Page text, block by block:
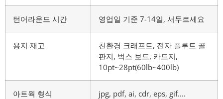
턴어라운드 시간 영업일 기준 7-14일, 서두르세요
용지 재고
친환경 크래프트, 전자 플루트 골
판지, 벅스 보드, 카드지,
10pt~28pt(60lb~400lb)
아트웍 형식 jpg, pdf, ai, cdr, eps, gif....